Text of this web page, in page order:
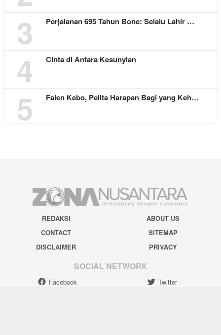
3 Perjalanan 695 Tahun Bone: Selalu Lahir …
4 Cinta di Antara Kesunyian
5 Falen Kebo, Pelita Harapan Bagi yang Keh…
REDAKSI
ABOUT US
CONTACT
SITEMAP
DISCLAIMER
PRIVACY
SOCIAL NETWORK
Facebook
Twitter